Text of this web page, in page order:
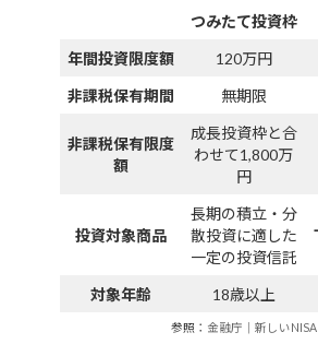
つみたて投資枠
年間投資限度額
120万円
非課税保有期間
無期限
非課税保有限度
額
成長投資枠と合
わせて1,800万
円
投資対象商品
長期の積立・分
散投資に適した
一定の投資信託
対象年齢 18歳以上
参照： 金融庁｜新しいNISA